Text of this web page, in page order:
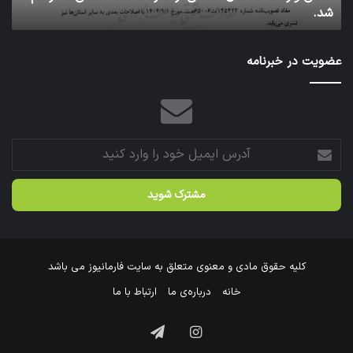
سازمان
عازم
عالیات
شد.
عتبات عالیات شد.
عضویت در خبرنامه
آدرس
ایمیل
خود
وارد
کلیه حقوق مادی و معنوی متعلق به سایت فارمانیوز می باشد
خانه
درباره‌ی ما ارتباط با ما
اینستاگرام